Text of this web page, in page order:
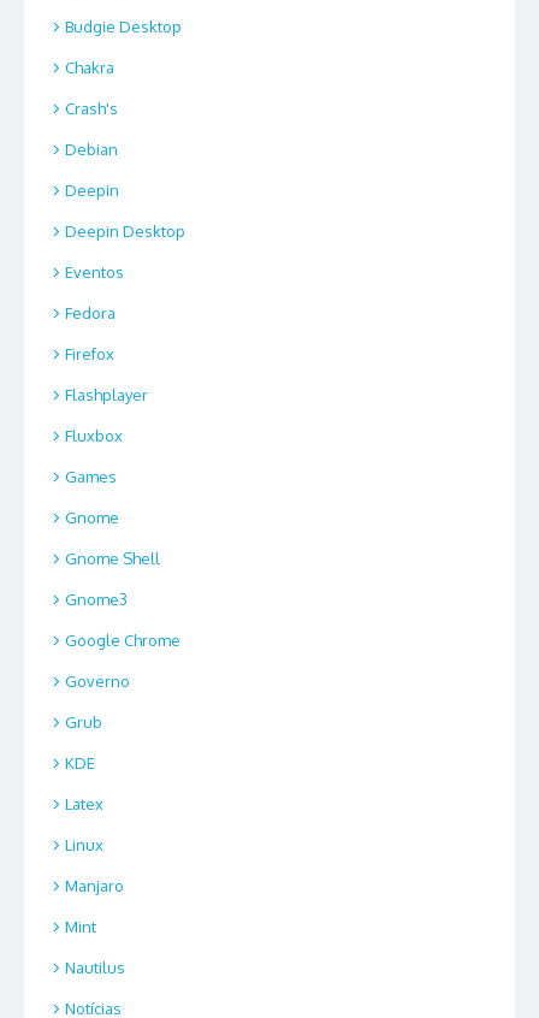
Budgie Desktop
Chakra
Crash's
Debian
Deepin
Deepin Desktop
Eventos
Fedora
Firefox
Flashplayer
Fluxbox
Games
Gnome
Gnome Shell
Gnome3
Google Chrome
Governo
Grub
KDE
Latex
Linux
Manjaro
Mint
Nautilus
Notícias